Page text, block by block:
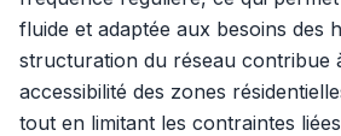
fluide et adaptée aux besoins des
structuration du réseau contribue
accessibilité des zones
tout en limitant les contraintes